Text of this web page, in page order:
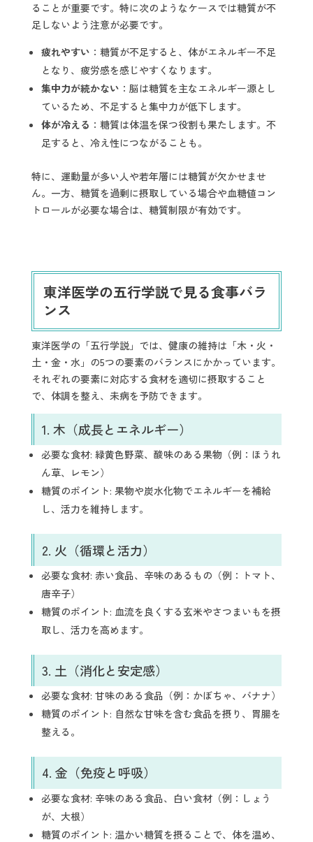
ることが重要です。特に次のようなケースでは糖質が不
足しないよう注意が必要です。
疲れやすい ：糖質が不足すると、体がエネルギー不足
となり、疲労感を感じやすくなります。
集中力が続かない ：脳は糖質を主なエネルギー源とし
ているため、不足すると集中力が低下します。
体が冷える ：糖質は体温を保つ役割も果たします。不
足すると、冷え性につながることも。
特に、運動量が多い人や若年層には糖質が欠かせませ
ん。一方、糖質を過剰に摂取している場合や血糖値コン
トロールが必要な場合は、糖質制限が有効です。
東洋医学の五行学説で見る食事バラ
ンス
東洋医学の「五行学説」では、健康の維持は「木・火・
土・金・水」の5つの要素のバランスにかかっています。
それぞれの要素に対応する食材を適切に摂取すること
で、体調を整え、未病を予防できます。
1. 木（成長とエネルギー）
必要な食材: 緑黄色野菜、酸味のある果物（例：ほうれ
ん草、レモン）
糖質のポイント: 果物や炭水化物でエネルギーを補給
し、活力を維持します。
2. 火（循環と活力）
必要な食材: 赤い食品、辛味のあるもの（例：トマト、
唐辛子）
糖質のポイント: 血流を良くする玄米やさつまいもを摂
取し、活力を高めます。
3. 土（消化と安定感）
必要な食材: 甘味のある食品（例：かぼちゃ、バナナ）
糖質のポイント: 自然な甘味を含む食品を摂り、胃腸を
整える。
4. 金（免疫と呼吸）
必要な食材: 辛味のある食品、白い食材（例：しょう
が、大根）
糖質のポイント: 温かい糖質を摂ることで、体を温め、